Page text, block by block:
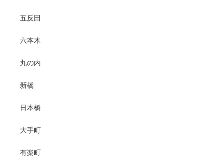
五反田
六本木
丸の内
新橋
日本橋
大手町
有楽町